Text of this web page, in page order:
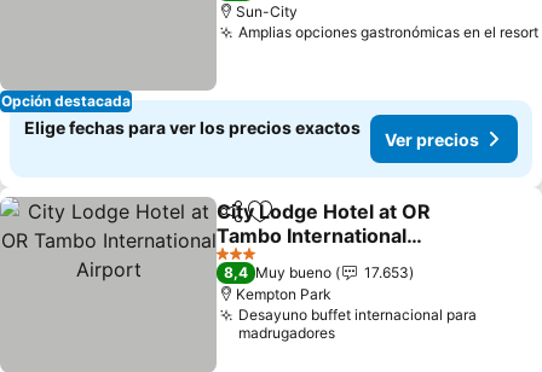
Opción destacada
Sun-City
Amplias opciones gastronómicas en el resort
Elige fechas para ver los precios exactos
Ver precios
CompartirAgregar a favoritos
City Lodge Hotel at OR
Tambo International
Airport
Ver precios
3 Estrellas
8,4 Muy bueno
17.653
Kempton Park
Desayuno buffet internacional para
madrugadores